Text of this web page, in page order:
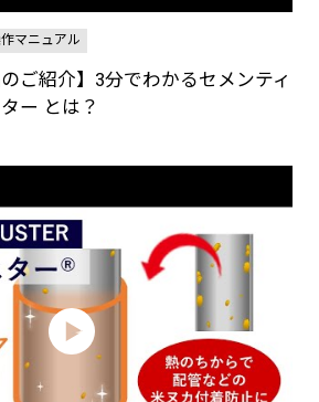
マニュアル
ご紹介】3分でわかるセメンティ
ー とは？